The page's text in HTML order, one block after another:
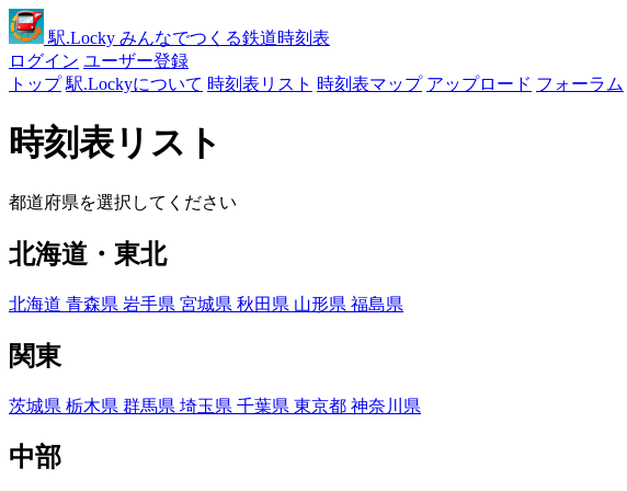
駅.Locky みんなでつくる鉄道時刻表
ログイン ユーザー登録
トップ 駅.Lockyについて 時刻表リスト 時刻表マップ アップロード フォーラム
時刻表リスト
都道府県を選択してください
北海道・東北
北海道 青森県 岩手県 宮城県 秋田県 山形県 福島県
関東
茨城県 栃木県 群馬県 埼玉県 千葉県 東京都 神奈川県
中部